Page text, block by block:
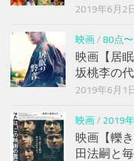
2019年6月2
映画/ 80点〜
映画【居
坂桃李の
2019年6月1
映画/ 2019
映画【轢
田法嗣と